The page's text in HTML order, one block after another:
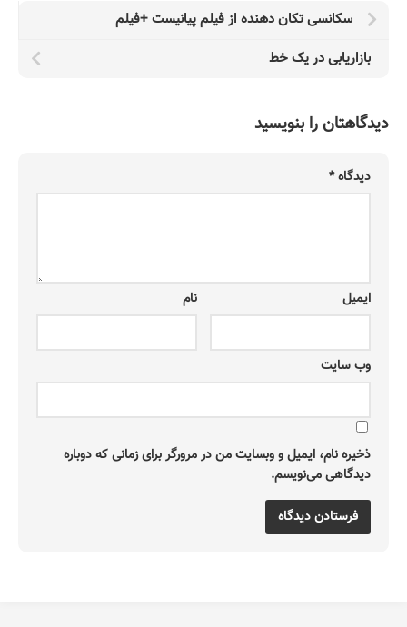
سکانسی تکان دهنده از فیلم پیانیست +فیلم
بازاریابی در یک خط
دیدگاهتان را بنویسید
دیدگاه*
نام ایمیل
وب‌ سایت
ذخیره نام، ایمیل و وبسایت من در مرورگر برای زمانی که دوباره
دیدگاهی می‌نویسم.